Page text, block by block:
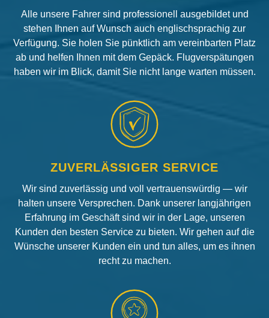
Alle unsere Fahrer sind professionell ausgebildet und
stehen Ihnen auf Wunsch auch englischsprachig zur
Verfügung. Sie holen Sie pünktlich am vereinbarten Platz
ab und helfen Ihnen mit dem Gepäck. Flugverspätungen
haben wir im Blick, damit Sie nicht lange warten müssen.
ZUVERLÄSSIGER SERVICE
Wir sind zuverlässig und voll vertrauenswürdig — wir
halten unsere Versprechen. Dank unserer langjährigen
Erfahrung im Geschäft sind wir in der Lage, unseren
Kunden den besten Service zu bieten. Wir gehen auf die
Wünsche unserer Kunden ein und tun alles, um es ihnen
recht zu machen.